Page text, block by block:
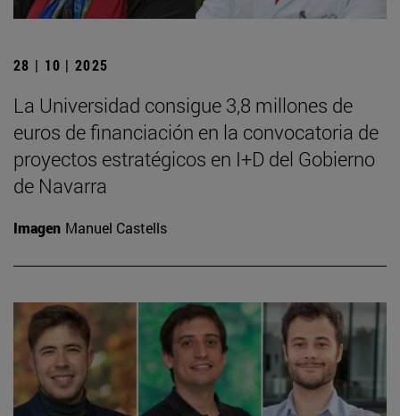
28 | 10 | 2025
La Universidad consigue 3,8 millones de
euros de financiación en la convocatoria de
proyectos estratégicos en I+D del Gobierno
de Navarra
Imagen Manuel Castells